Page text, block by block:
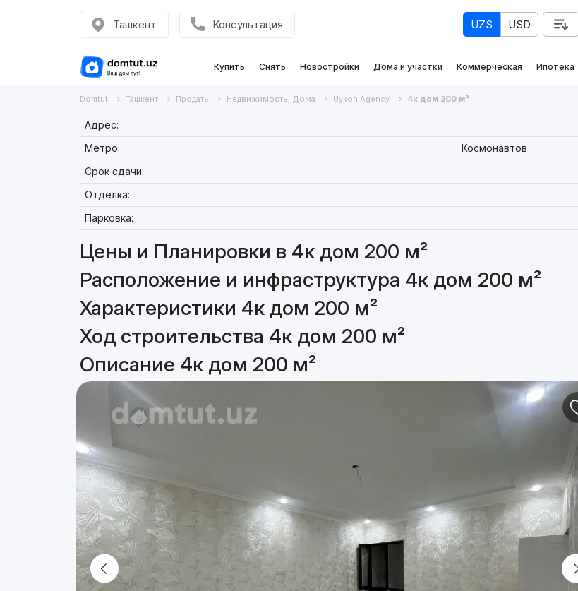
Ташкент Консультация UZS USD
Купить Снять Новостройки Дома и участки Коммерческая Ипотека
Domtut Ташкент Продать Недвижимость, Дома Uykon Agency 4к дом 200 м²
Адрес:
Метро:
Космонавтов
Срок сдачи:
Отделка:
Парковка:
Цены и Планировки в 4к дом 200 м²
Расположение и инфраструктура 4к дом 200 м²
Характеристики 4к дом 200 м²
Ход строительства 4к дом 200 м²
Описание 4к дом 200 м²